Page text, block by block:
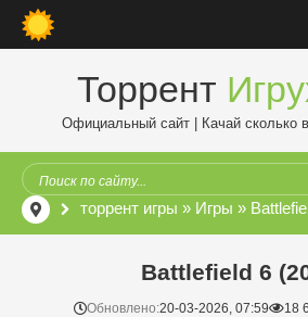
Торрент
Официальный сайт | Качай сколько
торрент игры » Игры »
Battlefield 6
Обновлено:20-03-2026, 07:59 18